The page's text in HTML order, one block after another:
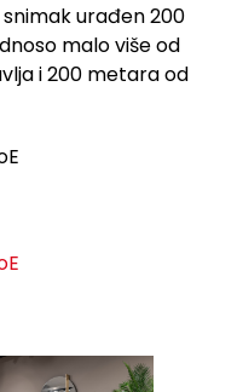
urađen 200
malo više od
i 200 metara od